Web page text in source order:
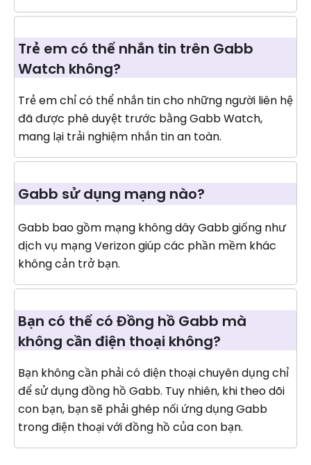
Trẻ em có thể nhắn tin trên Gabb
Watch không?
Trẻ em chỉ có thể nhắn tin cho những người liên hệ
đã được phê duyệt trước bằng Gabb Watch,
mang lại trải nghiệm nhắn tin an toàn.
Gabb sử dụng mạng nào?
Gabb bao gồm mạng không dây Gabb giống như
dịch vụ mạng Verizon giúp các phần mềm khác
không cản trở bạn.
Bạn có thể có Đồng hồ Gabb mà
không cần điện thoại không?
Bạn không cần phải có điện thoại chuyên dụng chỉ
để sử dụng đồng hồ Gabb. Tuy nhiên, khi theo dõi
con bạn, bạn sẽ phải ghép nối ứng dụng Gabb
trong điện thoại với đồng hồ của con bạn.